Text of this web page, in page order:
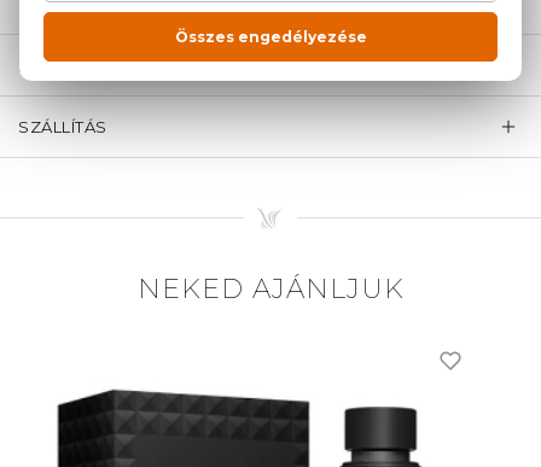
ÉRTÉKELÉSEK (0)
SZÁLLÍTÁS
NEKED AJÁNLJUK